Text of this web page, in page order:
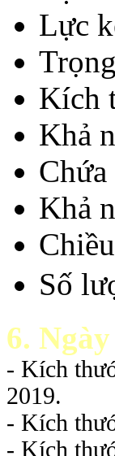
Lực
Kích
Khả
Khả
Số
6.
- Kích
2019.
- Kích
- Kích